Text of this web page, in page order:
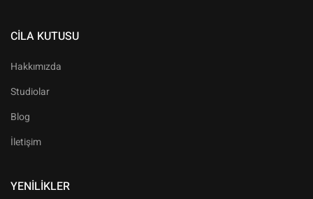
CILA KUTUSU
Hakkımızda
Studiolar
Blog
İletişim
YENILIKLER